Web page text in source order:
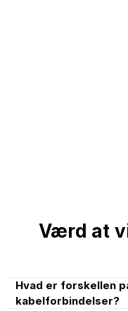
Værd at
Hvad er forskellen
kabelforbindelser?